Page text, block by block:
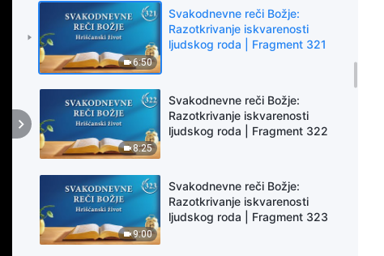
6:50
Svakodnevne reči Božje:
Razotkrivanje iskvarenosti
ljudskog roda | Fragment 321
8:25
Svakodnevne reči Božje:
Razotkrivanje iskvarenosti
ljudskog roda | Fragment 322
9:00
Svakodnevne reči Božje:
Razotkrivanje iskvarenosti
ljudskog roda | Fragment 323